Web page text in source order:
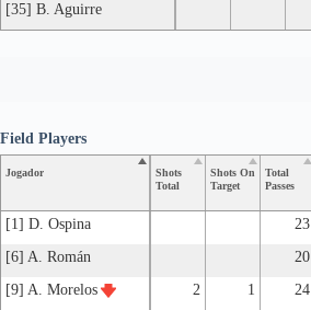
[35] B. Aguirre
Jogador
Shots
Total
Shots On
Target
Total
Passes
[1] D. Ospina 23
[6] A. Román
20
[9] A. Morelos
2 1 24
Field Players